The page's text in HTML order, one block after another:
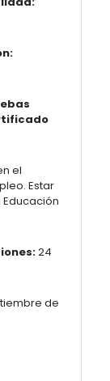
el
Estar
24
de